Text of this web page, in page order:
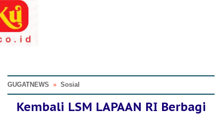
GUGATNEWS » Sosial
Kembali LSM LAPAAN RI Berbagi